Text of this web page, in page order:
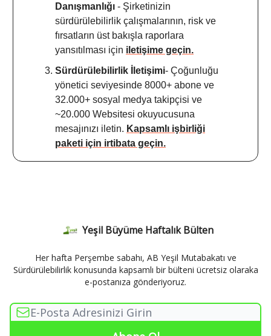
Danışmanlığı - Şirketinizin
sürdürülebilirlik çalışmalarının, risk ve
fırsatların üst bakışla raporlara
yansıtılması için iletişime geçin.
Sürdürülebilirlik İletişimi- Çoğunluğu
yönetici seviyesinde 8000+ abone ve
32.000+ sosyal medya takipçisi ve
~20.000 Websitesi okuyucusuna
mesajınızı iletin. Kapsamlı işbirliği
paketi için irtibata geçin.
Yeşil Büyüme Haftalık Bülten
Her hafta Perşembe sabahı, AB Yeşil Mutabakatı ve
Sürdürülebilirlik konusunda kapsamlı bir bülteni ücretsiz olaraka
e-postanıza gönderiyoruz.